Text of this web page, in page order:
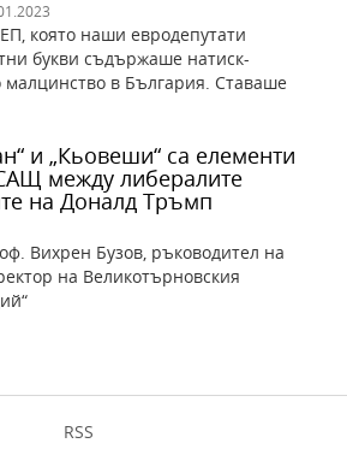
която наши евродепутати
букви съдържаше натиск-
в България. Ставаше
и „Кьовеши“ са елементи
между либералите
на Доналд Тръмп
Вихрен Бузов, ръководител на
на Великотърновския
RSS